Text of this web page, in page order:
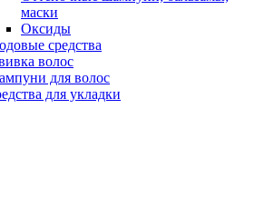
маски
Оксиды
средства
волос
для волос
для укладки